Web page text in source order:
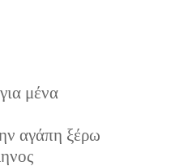
μένα
αγάπη ξέρω